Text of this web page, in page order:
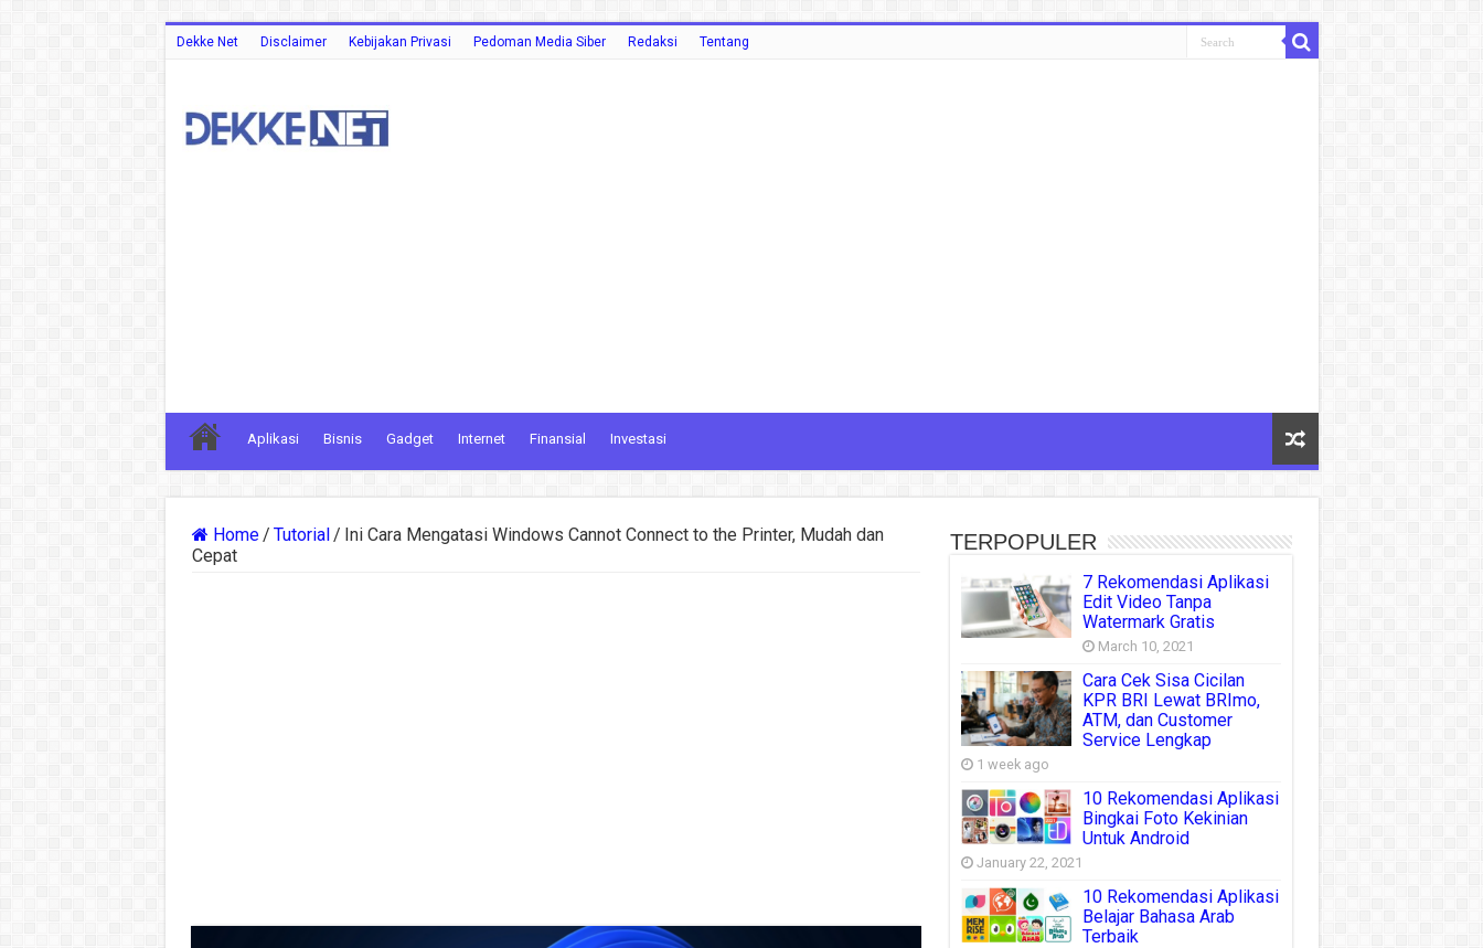
Dekke Net Disclaimer Kebijakan Privasi Pedoman Media Siber Redaksi Tentang
Aplikasi Bisnis Gadget Internet Finansial Investasi
Home/ Tutorial/ Ini Cara Mengatasi Windows Cannot Connect to the Printer, Mudah dan
Cepat
TERPOPULER
7 Rekomendasi Aplikasi
Edit Video Tanpa
Watermark Gratis
March 10, 2021
Cara Cek Sisa Cicilan
KPR BRI Lewat BRImo,
ATM, dan Customer
Service Lengkap
1 week ago
10 Rekomendasi Aplikasi
Bingkai Foto Kekinian
Untuk Android
January 22, 2021
10 Rekomendasi Aplikasi
Belajar Bahasa Arab
Terbaik